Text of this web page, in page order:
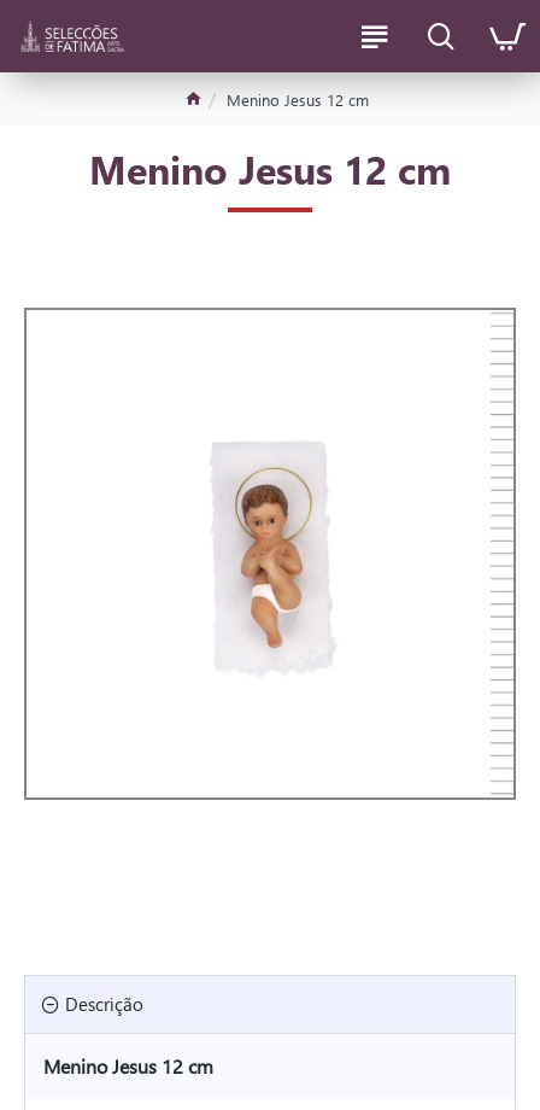
Menino Jesus 12 cm
Menino Jesus 12 cm
Descrição
Menino Jesus 12 cm